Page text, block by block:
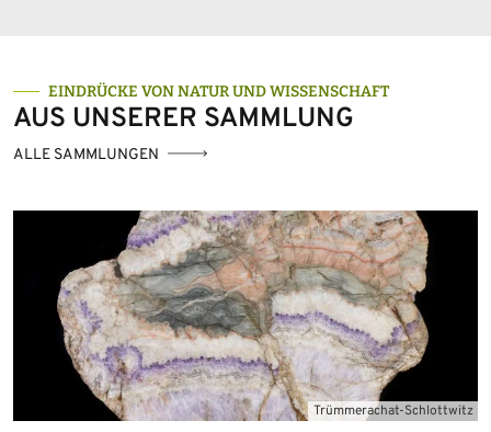
EINDRÜCKE VON NATUR UND WISSENSCHAFT
AUS UNSERER SAMMLUNG
ALLE SAMMLUNGEN
Trümmerachat-Schlottwitz